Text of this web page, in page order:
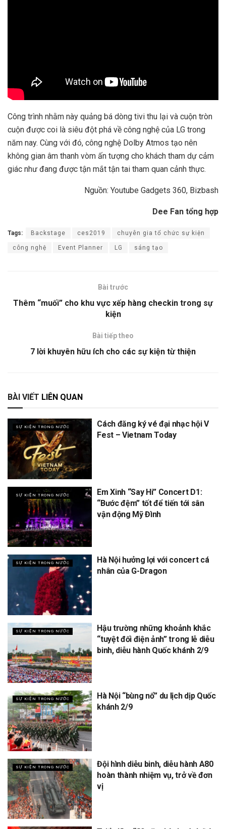
Công trình nhằm này quảng bá dòng tivi thu lại và cuộn tròn
cuộn được coi là siêu đột phá về công nghệ của LG trong
năm nay. Cùng với đó, công nghệ Dolby Atmos tạo nên
không gian âm thanh vòm ấn tượng cho khách tham dự cảm
giác như đang được tận mắt tận tai tham quan cảnh thực.
Nguồn: Youtube Gadgets 360, Bizbash
Dee Fan tổng hợp
Tags: Backstage ces2019 chuyên gia tổ chức sự kiện
công nghệ Event Planner LG sáng tạo
Bài trước
Thêm “muối” cho khu vực xếp hàng checkin trong sự
kiện
Bài tiếp theo
7 lời khuyên hữu ích cho các sự kiện từ thiện
BÀI VIẾT LIÊN QUAN
SỰ KIỆN TRONG NƯỚC
Cách đăng ký vé đại nhạc hội V
Fest – Vietnam Today
SỰ KIỆN TRONG NƯỚC
Em Xinh “Say Hi” Concert D1:
“Bước đệm” tốt để tiến tới sân
vận động Mỹ Đình
SỰ KIỆN TRONG NƯỚC
Hà Nội hưởng lợi với concert cá
nhân của G-Dragon
SỰ KIỆN TRONG NƯỚC
Hậu trường những khoảnh khắc
“tuyệt đối điện ảnh” trong lễ diễu
binh, diễu hành Quốc khánh 2/9
SỰ KIỆN TRONG NƯỚC
Hà Nội “bùng nổ” du lịch dịp Quốc
khánh 2/9
SỰ KIỆN TRONG NƯỚC
Đội hình diễu binh, diễu hành A80
hoàn thành nhiệm vụ, trở về đơn
vị